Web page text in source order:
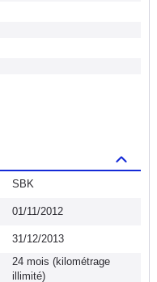
SBK
01/11/2012
31/12/2013
24 mois (kilométrage
illimité)